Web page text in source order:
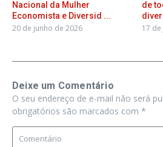
Nacional da Mulher
Economista e Diversid ...
20 de junho de 2026
de
17
Deixe um Comentário
O seu endereço de e-mail não será
obrigatórios são marcados com *